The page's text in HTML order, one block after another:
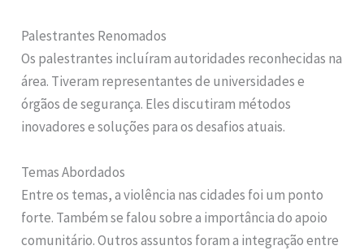
Palestrantes Renomados
Os palestrantes incluíram autoridades reconhecidas na
área. Tiveram representantes de universidades e
órgãos de segurança. Eles discutiram métodos
inovadores e soluções para os desafios atuais.
Temas Abordados
Entre os temas, a violência nas cidades foi um ponto
forte. Também se falou sobre a importância do apoio
comunitário. Outros assuntos foram a integração entre